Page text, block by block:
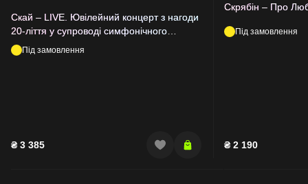
Скай – LIVE. Ювілейний концерт з нагоди
20-ліття у супроводі симфонічного
оркестру
Під замовлення
₴ 3 385
Скрябін – Про
Під замовлення
₴ 2 190